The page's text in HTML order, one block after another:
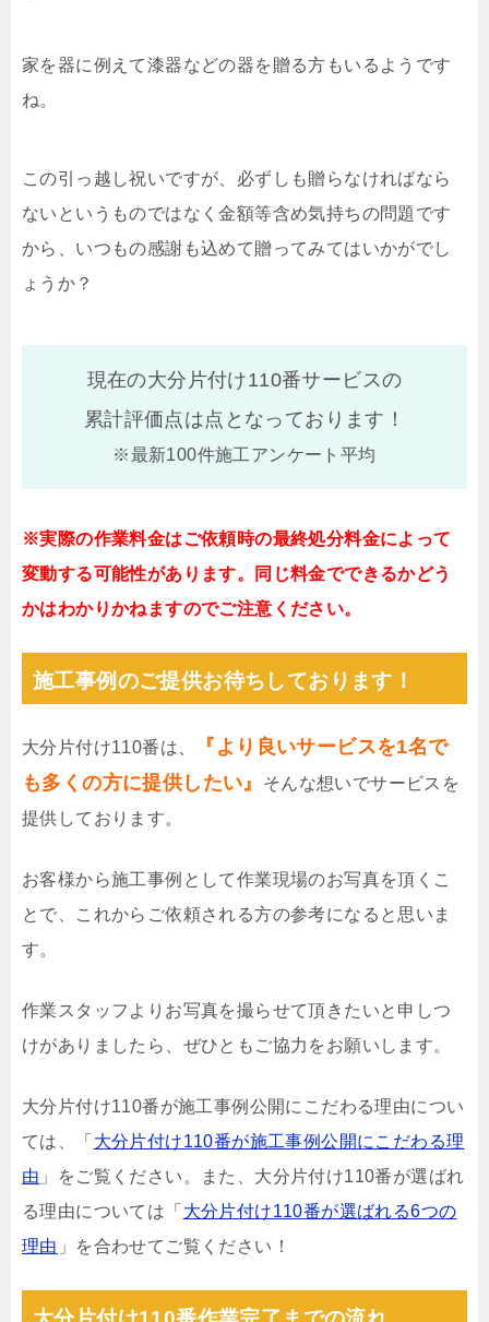
家を器に例えて漆器などの器を贈る方もいるようです
ね。
この引っ越し祝いですが、必ずしも贈らなければなら
ないというものではなく金額等含め気持ちの問題です
から、いつもの感謝も込めて贈ってみてはいかがでし
ょうか？
現在の大分片付け110番サービスの
累計評価点は点となっております！
※最新100件施工アンケート平均
※実際の作業料金はご依頼時の最終処分料金によって
変動する可能性があります。同じ料金でできるかどう
かはわかりかねますのでご注意ください。
施工事例のご提供お待ちしております！
大分片付け110番は、
『より良いサービスを1名で
も多くの方に提供したい』
そんな想いでサービスを
提供しております。
お客様から施工事例として作業現場のお写真を頂くこ
とで、これからご依頼される方の参考になると思いま
す。
作業スタッフよりお写真を撮らせて頂きたいと申しつ
けがありましたら、ぜひともご協力をお願いします。
大分片付け110番が施工事例公開にこだわる理由につい
ては、「 大分片付け110番が施工事例公開にこだわる理
由 」をご覧ください。また、大分片付け110番が選ばれ
る理由については「 大分片付け110番が選ばれる6つの
理由 」を合わせてご覧ください！